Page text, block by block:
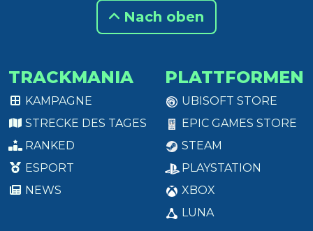
Nach oben
TRACKMANIA
KAMPAGNE
STRECKE DES TAGES
RANKED
ESPORT
NEWS
PLATTFORMEN
UBISOFT STORE
EPIC GAMES STORE
STEAM
PLAYSTATION
XBOX
LUNA